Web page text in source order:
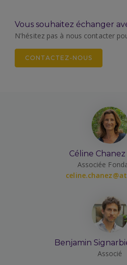
Vous souhaitez échanger
N'hésitez pas à nous contacter
CONTACTEZ-NOUS
Céline Chanez
Associée
Benjamin
Associé